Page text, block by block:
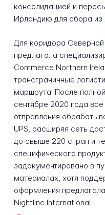
консолидацией и
Ирландию для сбора из
Для коридора
предлагала
Commerce Northern
трансграничные
маршрута. После
сентябре 2020 года
отправления
UPS, расширяя сеть
до свыше 220 стран и
специфического
задокументировано в
материалах, хотя
оформления
Nightline International.